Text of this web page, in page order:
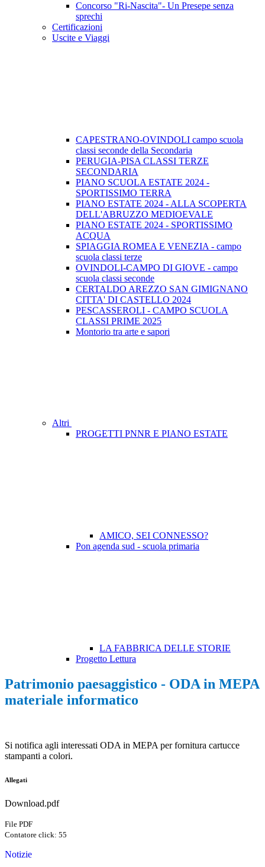
Concorso "Ri-Nascita"- Un Presepe senza
sprechi
Certificazioni
Uscite e Viaggi
CAPESTRANO-OVINDOLI campo scuola
classi seconde della Secondaria
PERUGIA-PISA CLASSI TERZE
SECONDARIA
PIANO SCUOLA ESTATE 2024 -
SPORTISSIMO TERRA
PIANO ESTATE 2024 - ALLA SCOPERTA
DELL'ABRUZZO MEDIOEVALE
PIANO ESTATE 2024 - SPORTISSIMO
ACQUA
SPIAGGIA ROMEA E VENEZIA - campo
scuola classi terze
OVINDOLI-CAMPO DI GIOVE - campo
scuola classi seconde
CERTALDO AREZZO SAN GIMIGNANO
CITTA' DI CASTELLO 2024
PESCASSEROLI - CAMPO SCUOLA
CLASSI PRIME 2025
Montorio tra arte e sapori
Altri
PROGETTI PNNR E PIANO ESTATE
AMICO, SEI CONNESSO?
Pon agenda sud - scuola primaria
LA FABBRICA DELLE STORIE
Progetto Lettura
Patrimonio paesaggistico - ODA in MEPA
materiale informatico
Si notifica agli interessati ODA in MEPA per fornitura cartucce
stampanti a colori.
Allegati
Download.pdf
File PDF
Contatore click: 55
Notizie